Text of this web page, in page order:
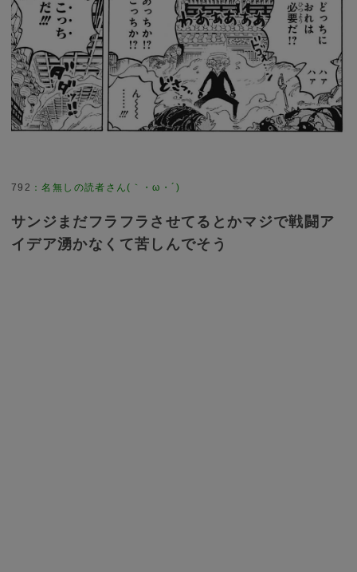
792 ：名無しの読者さん(｀・ω・´)
サンジまだフラフラさせてるとかマジで戦闘ア
イデア湧かなくて苦しんでそう